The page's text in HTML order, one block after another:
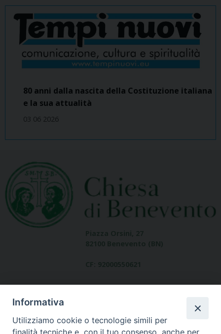
80 anni dalla nascita della Costituzione italiana
e la sua attualità
03 06 2026
Informativa
Utilizziamo cookie o tecnologie simili per